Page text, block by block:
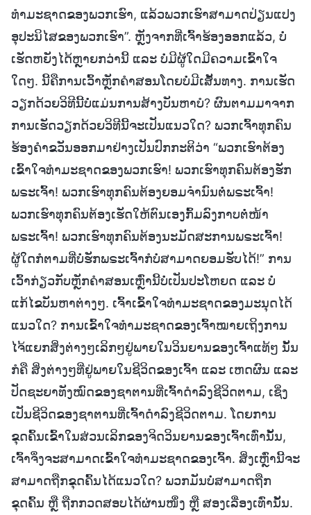
ທຳມະຊາດຂອງພວກເຮົາ, ແລ້ວພວກເຮົາສາມາດປ່ຽນແປງ
ອຸປະນິໄສຂອງພວກເຮົາ”. ຫຼັງຈາກທີ່ເຈົ້າຮ້ອງອອກແລ້ວ, ບໍ່
ເຮັດຫຍັງໄດ້ຫຼາຍກວ່ານີ້ ແລະ ບໍ່ມີຜູ້ໃດມີຄວາມເຂົ້າໃຈ
ໃດໆ. ນີ້ຄືການເວົ້າຫຼັກຄຳສອນໂດຍບໍ່ມີເສັ້ນທາງ. ການເຮັດ
ວຽກດ້ວຍວິທີນີ້ບໍ່ແມ່ນການສ້າງບັນຫາບໍ? ຜົນຕາມມາຈາກ
ການເຮັດວຽກດ້ວຍວິທີນີ້ຈະເປັນແນວໃດ? ພວກເຈົ້າທຸກຄົນ
ຮ້ອງຄຳຂວັນອອກມາຢ່າງເປັນປົກກະຕິວ່າ “ພວກເຮົາຕ້ອງ
ເຂົ້າໃຈທຳມະຊາດຂອງພວກເຮົາ! ພວກເຮົາທຸກຄົນຕ້ອງຮັກ
ພຣະເຈົ້າ! ພວກເຮົາທຸກຄົນຕ້ອງຍອມຈຳນົນຕໍ່ພຣະເຈົ້າ!
ພວກເຮົາທຸກຄົນຕ້ອງເຮັດໃຫ້ຕົນເອງກົ້ມລົງກາບຕໍ່ໜ້າ
ພຣະເຈົ້າ! ພວກເຮົາທຸກຄົນຕ້ອງນະມັດສະການພຣະເຈົ້າ!
ຜູ້ໃດກໍຕາມທີ່ບໍ່ຮັກພຣະເຈົ້າກໍບໍ່ສາມາດຍອມຮັບໄດ້!” ການ
ເວົ້າກ່ຽວກັບຫຼັກຄຳສອນເຫຼົ່ານີ້ບໍ່ເປັນປະໂຫຍດ ແລະ ບໍ່
ແກ້ໄຂບັນຫາຕ່າງໆ. ເຈົ້າເຂົ້າໃຈທຳມະຊາດຂອງມະນຸດໄດ້
ແນວໃດ? ການເຂົ້າໃຈທຳມະຊາດຂອງເຈົ້າໝາຍເຖິງການ
ໄຈ້ແຍກສິ່ງຕ່າງໆເລິກໆຢູ່ພາຍໃນວິນຍານຂອງເຈົ້າແທ້ໆ ນັ້ນ
ກໍຄື ສິ່ງຕ່າງໆທີ່ຢູ່ພາຍໃນຊີວິດຂອງເຈົ້າ ແລະ ເຫດຜົນ ແລະ
ປັດຊະຍາທັງໝົດຂອງຊາຕານທີ່ເຈົ້າດຳລົງຊີວິດຕາມ, ເຊິ່ງ
ເປັນຊີວິດຂອງຊາຕານທີ່ເຈົ້າດຳລົງຊີວິດຕາມ. ໂດຍການ
ຂຸດຄົ້ນເຂົ້າໃນສ່ວນເລິກຂອງຈິດວິນຍານຂອງເຈົ້າເທົ່ານັ້ນ,
ເຈົ້າຈຶ່ງຈະສາມາດເຂົ້າໃຈທຳມະຊາດຂອງເຈົ້າ. ສິ່ງເຫຼົ່ານີ້ຈະ
ສາມາດຖືກຂຸດຄົ້ນໄດ້ແນວໃດ? ພວກມັນບໍ່ສາມາດຖືກ
ຂຸດຄົ້ນ ຫຼື ຖືກກວດສອບໄດ້ຜ່ານໜຶ່ງ ຫຼື ສອງເລື່ອງເທົ່ານັ້ນ.